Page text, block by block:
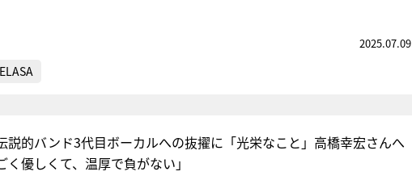
2025.07.09
説的バンド3代目ボーカルへの抜擢に「光栄なこと」高橋幸宏さんへ
く優しくて、温厚で負がない」